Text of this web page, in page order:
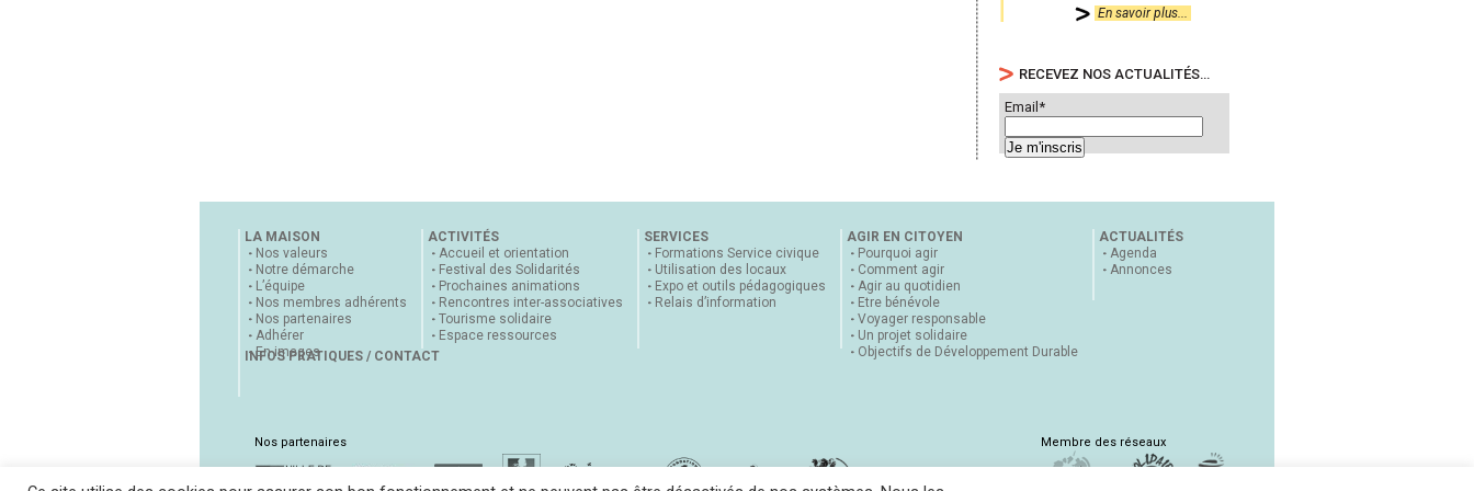
En savoir plus...
RECEVEZ NOS ACTUALITÉS…
Email*
LA MAISON
Nos valeurs
Notre démarche
L’équipe
Nos membres adhérents
Nos partenaires
Adhérer
En images
ACTIVITÉS
Accueil et orientation
Festival des Solidarités
Prochaines animations
Rencontres inter-associatives
Tourisme solidaire
Espace ressources
SERVICES
Formations Service civique
Utilisation des locaux
Expo et outils pédagogiques
Relais d’information
AGIR EN CITOYEN
Pourquoi agir
Comment agir
Agir au quotidien
Etre bénévole
Voyager responsable
Un projet solidaire
Objectifs de Développement Durable
ACTUALITÉS
Agenda
Annonces
INFOS PRATIQUES / CONTACT
Nos partenaires Membre des réseaux